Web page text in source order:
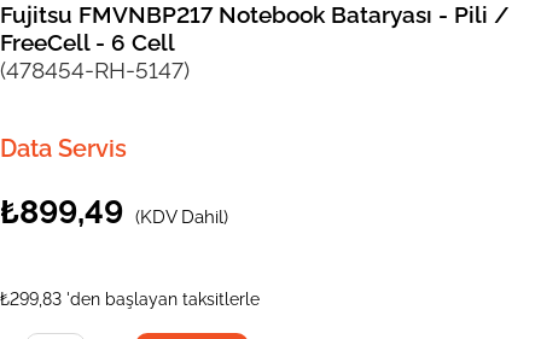
Fujitsu FMVNBP217 Notebook Bataryası - Pili /
FreeCell - 6 Cell
(478454-RH-5147)
Data Servis
₺899,49 (KDV Dahil)
₺299,83 'den başlayan taksitlerle